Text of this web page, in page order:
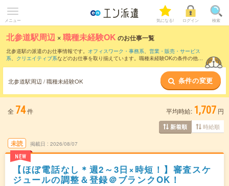
メニュー 気になる! ログイン 検索
北参道駅周辺 ×職種未経験OK のお仕事一覧
北参道駅の派遣のお仕事情報です。 オフィスワーク・事務系、 営業・販売・サービス
系、 クリエイティブ系などのお仕事を取り揃えています。職種未経験OKの条件の他
北参道駅周辺 / 職種未経験OK 条件の変更
全 74件 平均時給: 1,707 円
新着順 時給順
未読
NEW
掲載日 2026/08/07
【ほぼ電話なし＊週2～3日×時短！】審査スケ
ジュールの調整＆登録＠ブランクOK！